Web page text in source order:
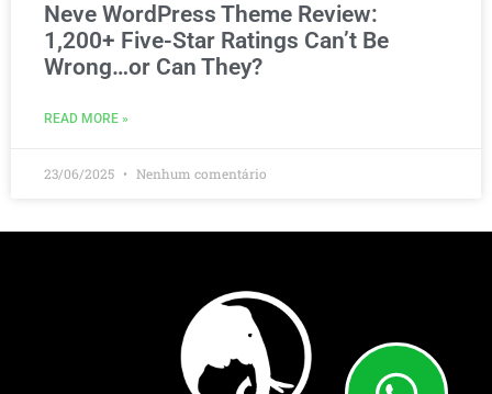
Neve WordPress Theme Review:
1,200+ Five-Star Ratings Can’t Be
Wrong…or Can They?
READ MORE »
23/06/2025 Nenhum comentário